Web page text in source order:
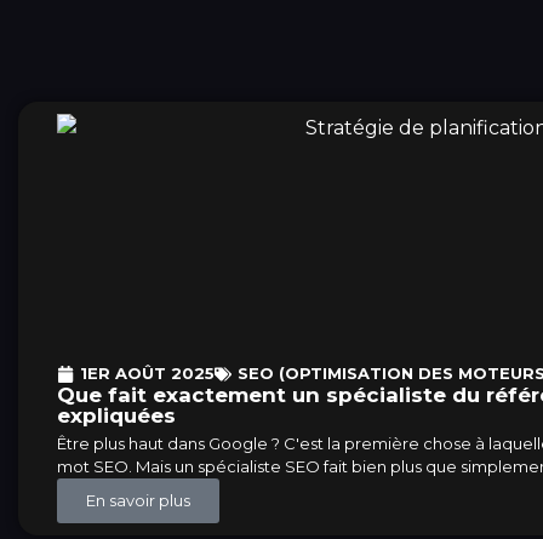
1ER AOÛT 2025 SEO (OPTIMISATION DES
Que fait exactement un spécialiste du
expliquées
Être plus haut dans Google ? C'est la première chose à
mot SEO. Mais un spécialiste SEO fait bien plus que
En savoir plus